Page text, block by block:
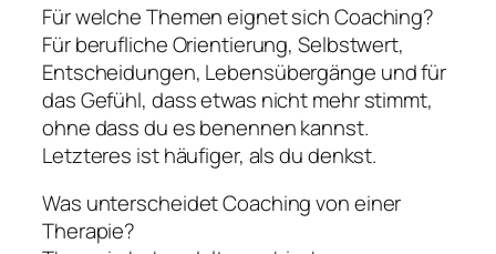
Für welche Themen eignet sich Coaching?
Für berufliche Orientierung, Selbstwert,
Entscheidungen, Lebensübergänge und für
das Gefühl, dass etwas nicht mehr stimmt,
ohne dass du es benennen kannst.
Letzteres ist häufiger, als du denkst.
Was unterscheidet Coaching von einer
Therapie?